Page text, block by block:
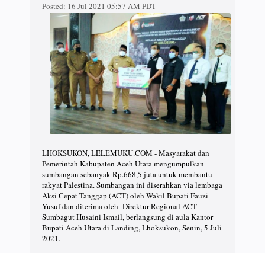
Posted: 16 Jul 2021 05:57 AM PDT
LHOKSUKON, LELEMUKU.COM - Masyarakat dan
Pemerintah Kabupaten Aceh Utara mengumpulkan
sumbangan sebanyak Rp.668,5 juta untuk membantu
rakyat Palestina. Sumbangan ini diserahkan via lembaga
Aksi Cepat Tanggap (ACT) oleh Wakil Bupati Fauzi
Yusuf dan diterima oleh Direktur Regional ACT
Sumbagut Husaini Ismail, berlangsung di aula Kantor
Bupati Aceh Utara di Landing, Lhoksukon, Senin, 5 Juli
2021.